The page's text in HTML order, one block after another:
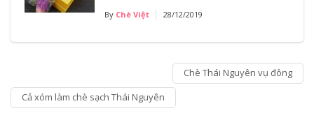
By Chè Việt 28/12/2019
Chè Thái Nguyên vụ đông
Cả xóm làm chè sạch Thái Nguyên